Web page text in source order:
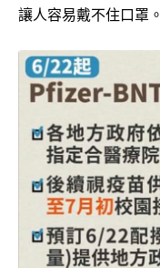
讓人容易戴不住口罩。